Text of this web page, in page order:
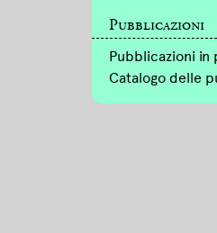
Pubblicazioni
Pubblicazioni in
Catalogo delle